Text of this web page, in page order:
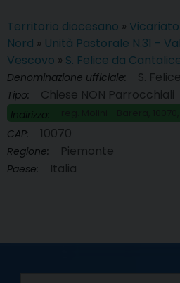
Territorio diocesano »
Nord » Unità Pastorale N.31 -
Vescovo » S. Felice da
Denominazione ufficiale: S.
Tipo: Chiese NON Parrocchiali
Indirizzo:
CAP: 10070
Regione: Piemonte
Paese: Italia